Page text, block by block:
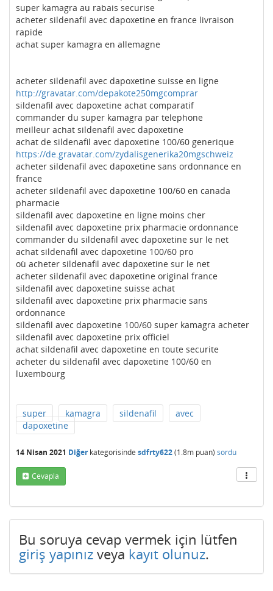
super kamagra au rabais securise
acheter sildenafil avec dapoxetine en france livraison
rapide
achat super kamagra en allemagne
acheter sildenafil avec dapoxetine suisse en ligne
http://gravatar.com/depakote250mgcomprar
sildenafil avec dapoxetine achat comparatif
commander du super kamagra par telephone
meilleur achat sildenafil avec dapoxetine
achat de sildenafil avec dapoxetine 100/60 generique
https://de.gravatar.com/zydalisgenerika20mgschweiz
acheter sildenafil avec dapoxetine sans ordonnance en
france
acheter sildenafil avec dapoxetine 100/60 en canada
pharmacie
sildenafil avec dapoxetine en ligne moins cher
sildenafil avec dapoxetine prix pharmacie ordonnance
commander du sildenafil avec dapoxetine sur le net
achat sildenafil avec dapoxetine 100/60 pro
où acheter sildenafil avec dapoxetine sur le net
acheter sildenafil avec dapoxetine original france
sildenafil avec dapoxetine suisse achat
sildenafil avec dapoxetine prix pharmacie sans
ordonnance
sildenafil avec dapoxetine 100/60 super kamagra acheter
sildenafil avec dapoxetine prix officiel
achat sildenafil avec dapoxetine en toute securite
acheter du sildenafil avec dapoxetine 100/60 en
luxembourg
super kamagra sildenafil
avec
dapoxetine
14 Nisan 2021 Diğerkategorisinde sdfrty622(1.8m puan) sordu
Cevapla
Bu soruya cevap vermek için lütfen
giriş yapınız veya kayıt olunuz.